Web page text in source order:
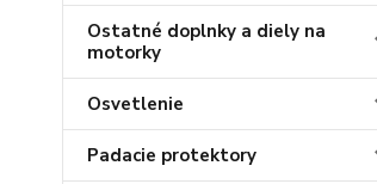
Ostatné doplnky a diely na
motorky
Osvetlenie
Padacie protektory